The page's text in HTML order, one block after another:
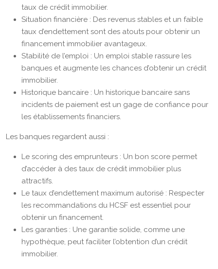
taux de crédit immobilier.
Situation financière : Des revenus stables et un faible
taux d’endettement sont des atouts pour obtenir un
financement immobilier avantageux.
Stabilité de l’emploi : Un emploi stable rassure les
banques et augmente les chances d’obtenir un crédit
immobilier.
Historique bancaire : Un historique bancaire sans
incidents de paiement est un gage de confiance pour
les établissements financiers.
Les banques regardent aussi :
Le scoring des emprunteurs : Un bon score permet
d’accéder à des taux de crédit immobilier plus
attractifs.
Le taux d’endettement maximum autorisé : Respecter
les recommandations du HCSF est essentiel pour
obtenir un financement.
Les garanties : Une garantie solide, comme une
hypothèque, peut faciliter l’obtention d’un crédit
immobilier.